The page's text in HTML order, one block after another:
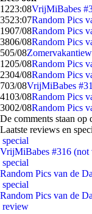
1223:08VrijMiBabes
3523:07Random Pics
1907/08Random Pics
3806/08Random Pics
505/08
1205/08Random Pics
2304/08Random Pics
703/08VrijMiBabes
4103/08Random Pics
3002/08Random Pics
De comments staan op
Laatste reviews en
special
VrijMiBabes #316
special
Random Pics van de
special
Random Pics van de
review